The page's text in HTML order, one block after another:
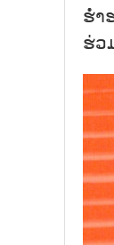
ຮ່ຳ​
ຮ່ວ